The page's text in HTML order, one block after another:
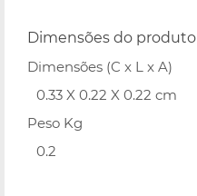
Dimensões do produto
Dimensões (C x L x A)
0.33 X 0.22 X 0.22 cm
Peso Kg
0.2